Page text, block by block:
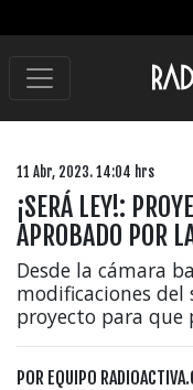
11 Abr, 2023. 14:04 hrs
¡SERÁ LEY!:
APROBADO POR
Desde la cámara
modificaciones del
proyecto para que
POR EQUIPO